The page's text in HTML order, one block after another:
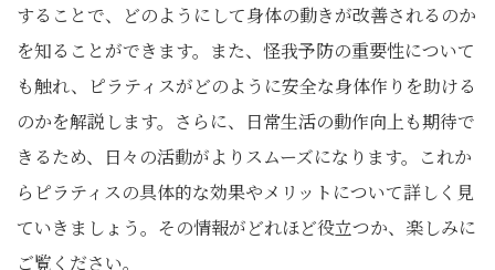
することで、どのようにして身体の動きが改善されるのか
を知ることができます。また、怪我予防の重要性について
も触れ、ピラティスがどのように安全な身体作りを助ける
のかを解説します。さらに、日常生活の動作向上も期待で
きるため、日々の活動がよりスムーズになります。これか
らピラティスの具体的な効果やメリットについて詳しく見
ていきましょう。その情報がどれほど役立つか、楽しみに
ご覧ください。